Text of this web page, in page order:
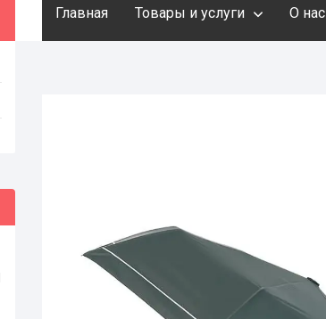
Главная Товары и услуги О нас